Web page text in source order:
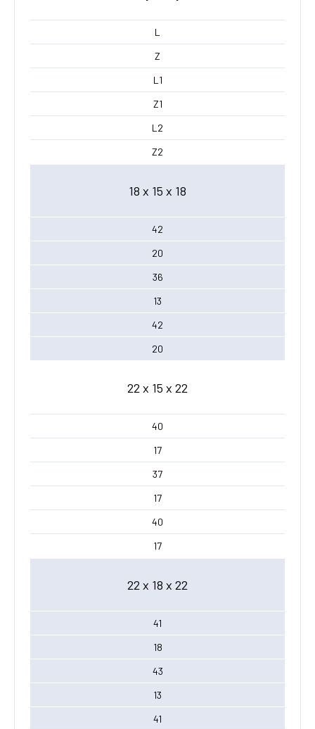
L
Z
L1
Z1
L2
Z2
18 x 15 x 18
42
20
36
13
42
20
22 x 15 x 22
40
17
37
17
40
17
22 x 18 x 22
41
18
43
13
41